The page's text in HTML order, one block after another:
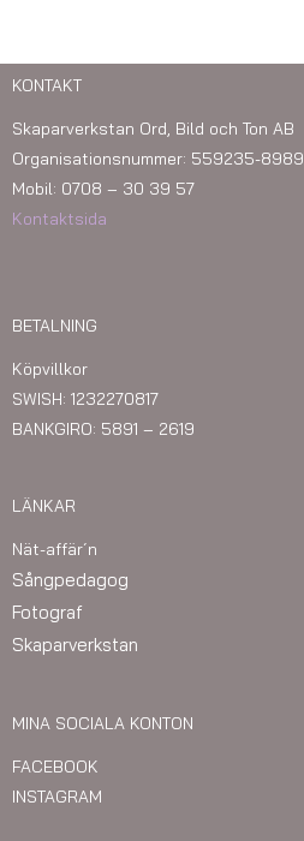
KONTAKT
Skaparverkstan Ord, Bild och Ton AB
Organisationsnummer: 559235-8989
Mobil: 0708 – 30 39 57
Kontaktsida
BETALNING
Köpvillkor
SWISH: 1232270817
BANKGIRO: 5891 – 2619
LÄNKAR
Nät-affär´n
Sångpedagog
Fotograf
Skaparverkstan
MINA SOCIALA KONTON
FACEBOOK
INSTAGRAM